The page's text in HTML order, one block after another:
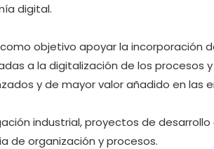
digital.
objetivo apoyar la incorporación
a la digitalización de los procesos
y de mayor valor añadido en las
industrial, proyectos de
de organización y procesos.